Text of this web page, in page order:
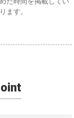
ます。